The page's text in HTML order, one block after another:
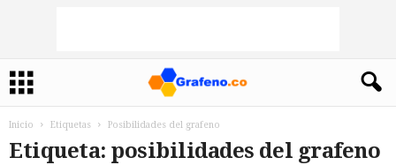
Inicio Etiquetas Posibilidades del grafeno
Etiqueta: posibilidades del grafeno